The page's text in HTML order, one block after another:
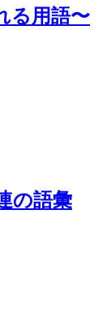
る用語〜
の語彙